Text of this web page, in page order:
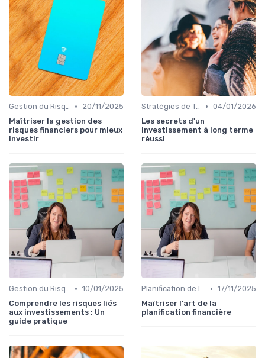
Gestion du Risque Financier •
20/11/2025
Maîtriser la gestion des
risques financiers pour mieux
investir
Stratégies de Trading • 04/01/2026
Les secrets d'un
investissement à long terme
réussi
Gestion du Risque Financier • 10/01/2025
Comprendre les risques liés
aux investissements : Un
guide pratique
Planification de la Retraite • 17/11/2025
Maîtriser l'art de la
planification financière